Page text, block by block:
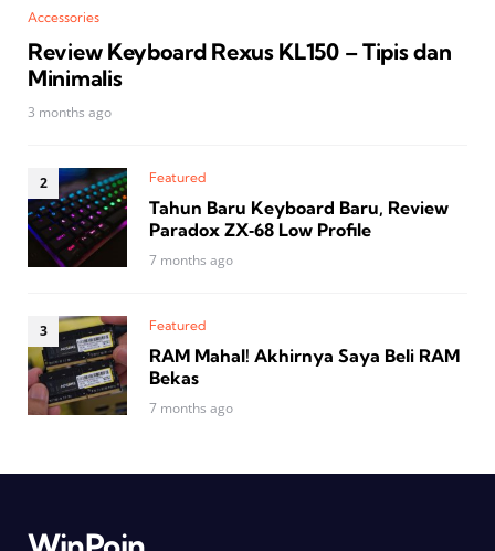
Accessories
Review Keyboard Rexus KL150 – Tipis dan
Minimalis
3 months ago
Featured
Tahun Baru Keyboard Baru, Review
Paradox ZX‑68 Low Profile
7 months ago
Featured
RAM Mahal! Akhirnya Saya Beli RAM
Bekas
7 months ago